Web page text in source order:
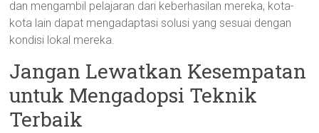
dan mengambil pelajaran dari keberhasilan mereka, kota-
kota lain dapat mengadaptasi solusi yang sesuai dengan
kondisi lokal mereka.
Jangan Lewatkan Kesempatan
untuk Mengadopsi Teknik
Terbaik